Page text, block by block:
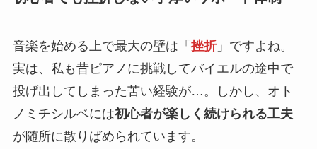
音楽を始める上で最大の壁は「 挫折」ですよね。
実は、私も昔ピアノに挑戦してバイエルの途中で
投げ出してしまった苦い経験が…。しかし、オト
ノミチシルベには初心者が楽しく続けられる工夫
が随所に散りばめられています。